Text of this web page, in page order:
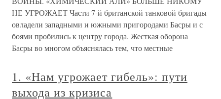
НЕ УГРОЖАЕТ Части 7-й британской танковой бригады
овладели западными и южными пригородами Басры и с
боями пробились к центру города. Жесткая оборона
Басры во многом объяснялась тем, что местные
1. «Нам угрожает гибель»: пути
выхода из кризиса